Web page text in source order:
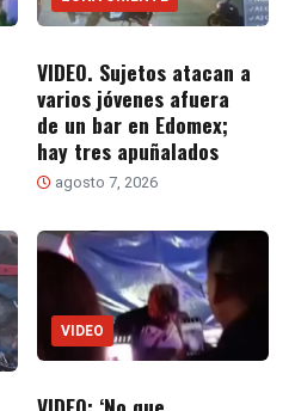
VIDEO. Sujetos atacan a
varios jóvenes afuera
de un bar en Edomex;
hay tres apuñalados
agosto 7, 2026
VIDEO